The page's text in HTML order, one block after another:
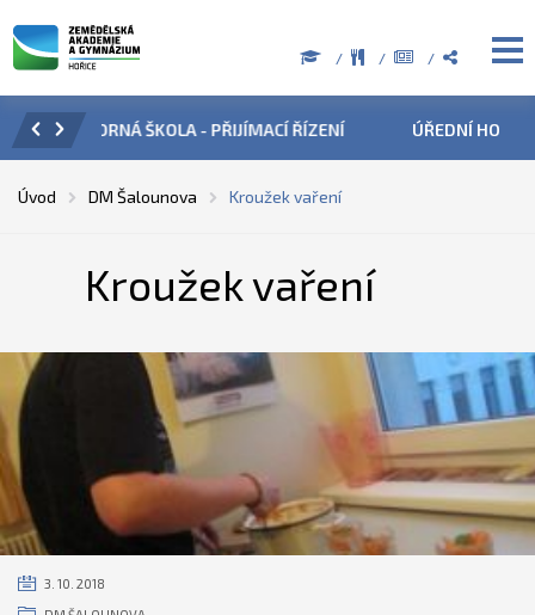
ÚŘEDNÍ HODINY V OBDOBÍ LETNÍCH PRÁZDNIN
Úvod DM Šalounova Kroužek vaření
Kroužek vaření
3. 10. 2018